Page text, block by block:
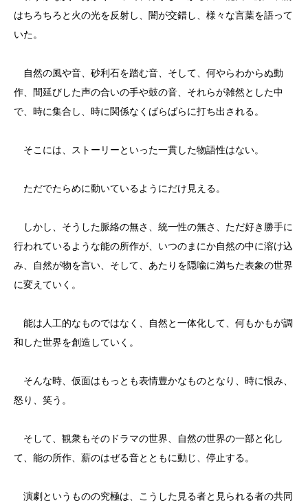
はちろちろと火の光を反射し、闇が交錯し、様々な言葉を語って
いた。
自然の風や音、砂利石を踏む音、そして、何やらわからぬ動
作、間延びした声の合いの手や鼓の音、それらが雑然とした中
で、時に集合し、時に関係なくばらばらに打ち出される。
そこには、ストーリーといった一貫した物語性はない。
ただでたらめに動いているようにだけ見える。
しかし、そうした脈絡の無さ、統一性の無さ、ただ好き勝手に
行われているような能の所作が、いつのまにか自然の中に溶け込
み、自然が物を言い、そして、あたりを隠喩に満ちた表象の世界
に変えていく。
能は人工的なものではなく、自然と一体化して、何もかもが調
和した世界を創造していく。
そんな時、仮面はもっとも表情豊かなものとなり、時に恨み、
怒り、笑う。
そして、観衆もそのドラマの世界、自然の世界の一部と化し
て、能の所作、薪のはぜる音とともに動じ、停止する。
演劇というものの究極は、こうした見る者と見られる者の共同